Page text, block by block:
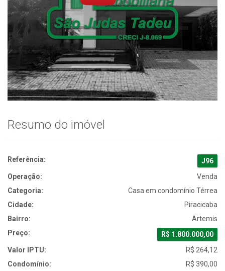
Resumo do imóvel
Referência:
J96
Operação:
Venda
Categoria:
Casa em condomínio Térrea
Cidade:
Piracicaba
Bairro:
Artemis
Preço:
R$ 1.800.000,00
Valor IPTU:
R$ 264,12
Condomínio:
R$ 390,00